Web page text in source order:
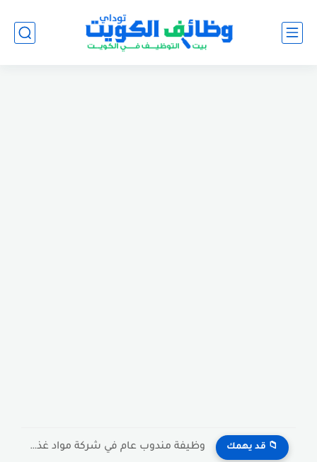
📁 قد يهمك وظيفة مندوب عام في شركة مواد غذائية بالكويت General Public...